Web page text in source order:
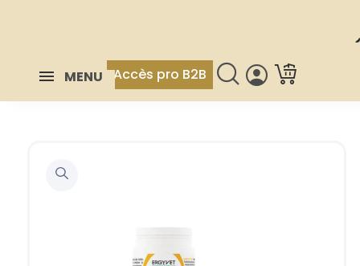
MENU Accès pro B2B